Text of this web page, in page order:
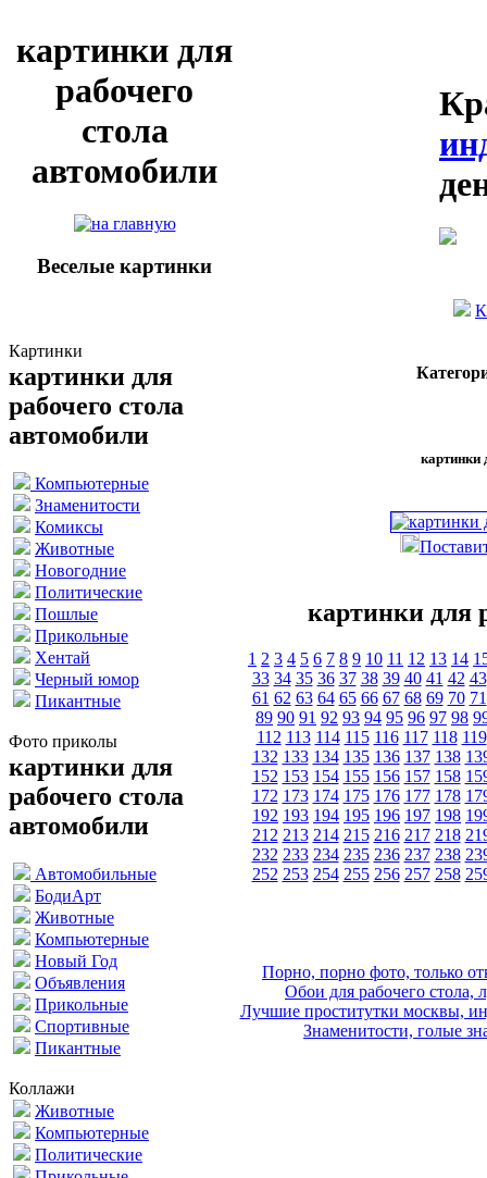
картинки для
рабочего
стола
автомобили
Веселые картинки
Картинки
картинки для
рабочего стола
автомобили
Компьютерные
Знаменитости
Комиксы
Животные
Новогодние
Политические
Пошлые
Прикольные
Хентай
Черный юмор
Пикантные
Фото приколы
картинки для
рабочего стола
автомобили
Автомобильные
БодиАрт
Животные
Компьютерные
Новый Год
Объявления
Прикольные
Спортивные
Пикантные
Коллажи
Животные
Компьютерные
Политические
картинки
картинки для
1 2 3 4 5 6 7 8 9 10 11 12 13 14
33 34 35 36 37 38 39 40 41 42 43
61 62 63 64 65 66 67 68 69 70 71
89 90 91 92 93 94 95 96 97 98
112 113 114 115 116 117 118 119
132 133 134 135 136 137 138
152 153 154 155 156 157 158
172 173 174 175 176 177 178
192 193 194 195 196 197 198
212 213 214 215 216 217 218
232 233 234 235 236 237 238
252 253 254 255 256 257 258
Порно, порно фото, только
Обои для рабочего стола,
Лучшие проститутки москвы,
Знаменитости, голые